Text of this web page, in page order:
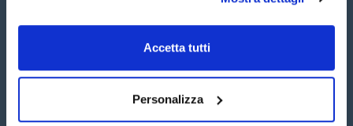
Accetta tutti
Personalizza